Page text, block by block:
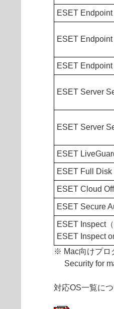
ESET
ESET
ESET
ESET Server
ESET Server
ESET
ESET Full Disk
ESET Cloud
ESET Secure
ESET Inspect
ESET Inspect
※ Mac向けプロ
Security for
対応OS一覧に